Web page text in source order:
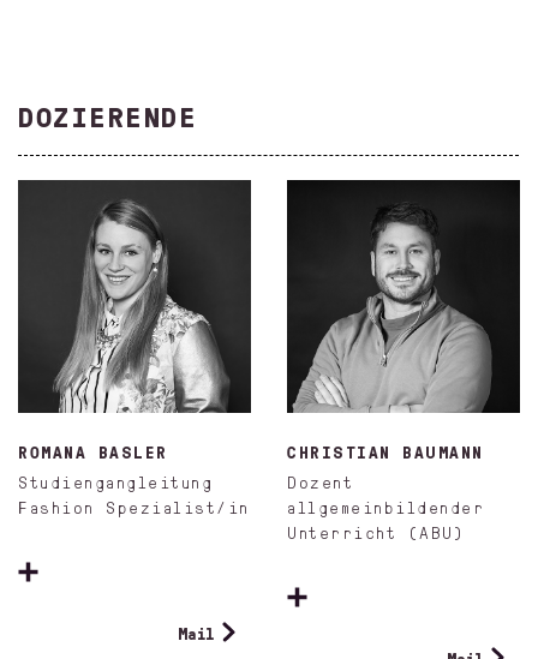
DOZIERENDE
ROMANA BASLER
Studiengangleitung
Fashion Spezialist/in
Mail
CHRISTIAN BAUMANN
Dozent
allgemeinbildender
Unterricht (ABU)